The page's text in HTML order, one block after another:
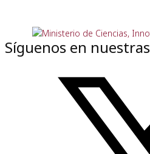
Síguenos en